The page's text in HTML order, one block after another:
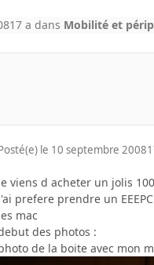
17 a dans Mobilité et
le 10 septembre 2008
viens d acheter un jolis
prefere prendre un
mac
des photos :
de la boite avec mon